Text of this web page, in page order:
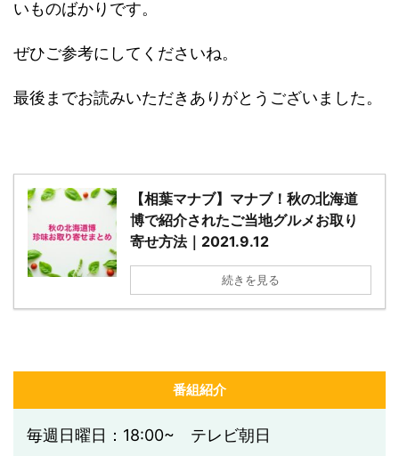
いものばかりです。
ぜひご参考にしてくださいね。
最後までお読みいただきありがとうございました。
【相葉マナブ】マナブ！秋の北海道
博で紹介されたご当地グルメお取り
寄せ方法｜2021.9.12
続きを見る
番組紹介
毎週日曜日：18:00~ テレビ朝日